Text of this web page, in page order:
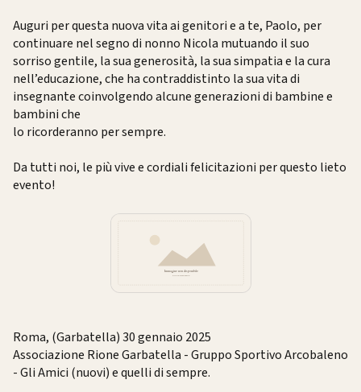
Auguri per questa nuova vita ai genitori e a te, Paolo, per
continuare nel segno di nonno Nicola mutuando il suo
sorriso gentile, la sua generosità, la sua simpatia e la cura
nell’educazione, che ha contraddistinto la sua vita di
insegnante coinvolgendo alcune generazioni di bambine e
bambini che
lo ricorderanno per sempre.
Da tutti noi, le più vive e cordiali felicitazioni per questo lieto
evento!
Roma, (Garbatella) 30 gennaio 2025
Associazione Rione Garbatella - Gruppo Sportivo Arcobaleno
- Gli Amici (nuovi) e quelli di sempre.